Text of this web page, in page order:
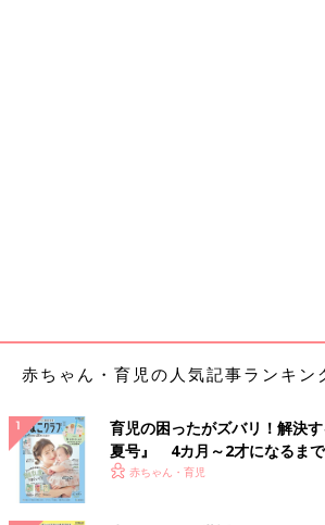
赤ちゃん・育児の人気記事ランキン
育児の困ったがズバリ！解決
夏号』 4カ月～2才になるま
いっぱい！
赤ちゃん・育児